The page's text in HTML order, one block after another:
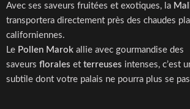
Avec ses saveurs fruitées et exotiques, la
transportera directement près des chaudes
californiennes.
Le Pollen Marok allie avec gourmandise des
saveurs florales et terreuses intenses, c’est
subtile dont votre palais ne pourra plus se